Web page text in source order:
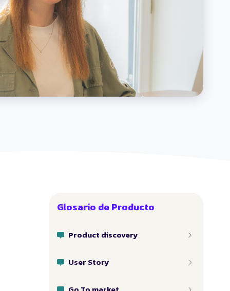
Glosario de Producto
Product discovery
User Story